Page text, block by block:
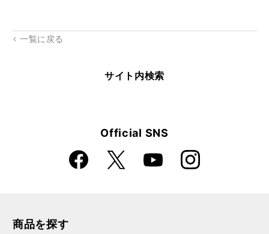
一覧に戻る
サイト内検索
Official SNS
Faceboo
k
X YouTube Instagra
m
商品を探す